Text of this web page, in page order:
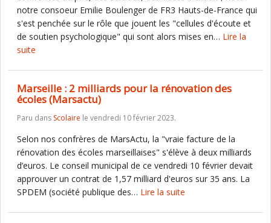
notre consoeur Emilie Boulenger de FR3 Hauts-de-France qui
s'est penchée sur le rôle que jouent les "cellules d'écoute et
de soutien psychologique" qui sont alors mises en… Lire la
suite
Marseille : 2 milliards pour la rénovation des
écoles (Marsactu)
Paru dans Scolaire le vendredi 10 février 2023.
Selon nos confrères de MarsActu, la "vraie facture de la
rénovation des écoles marseillaises" s'élève à deux milliards
d’euros. Le conseil municipal de ce vendredi 10 février devait
approuver un contrat de 1,57 milliard d'euros sur 35 ans. La
SPDEM (société publique des… Lire la suite